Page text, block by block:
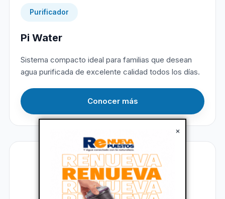
×
Purificador
Pi Water
Sistema compacto ideal para familias que desean
agua purificada de excelente calidad todos los días.
Conocer más